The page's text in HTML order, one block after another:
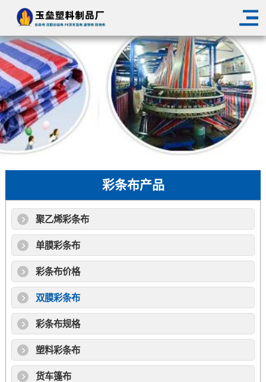
彩条布产品
聚乙烯彩条布
单膜彩条布
彩条布价格
双膜彩条布
彩条布规格
塑料彩条布
货车篷布